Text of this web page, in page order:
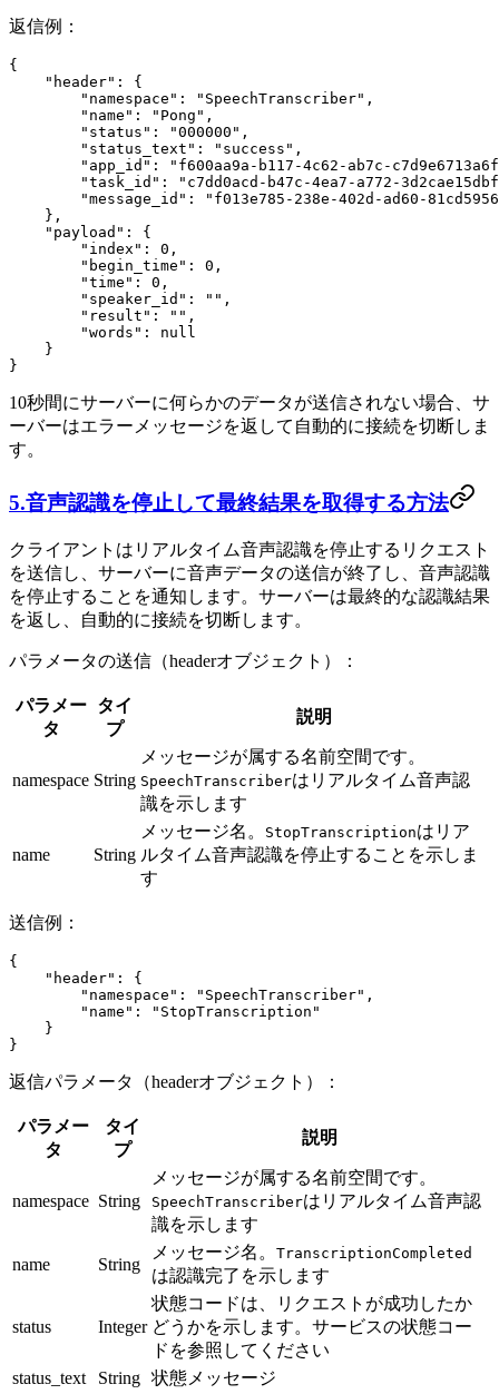
返信例：
{
"header" : {
"namespace" : "SpeechTranscriber" ,
"name" : "Pong" ,
"status" : "000000" ,
"status_text" : "success" ,
"app_id" :
"f600aa9a-b117-4c62-ab7c-
"task_id" :
"c7dd0acd-b47c-4ea7-a772-
"message_id" :
"f013e785-238e-402d-ad60-
},
"payload" : {
"index" : 0 ,
"begin_time" : 0 ,
"time" : 0 ,
"speaker_id" : "" ,
"result" : "" ,
"words" : null
}
}
10秒間にサーバーに何らかのデータが送信されない場合、サ
ーバーはエラーメッセージを返して自動的に接続を切断しま
す。
5.音声認識を停止して最終結果を取得する方法
クライアントはリアルタイム音声認識を停止するリクエスト
を送信し、サーバーに音声データの送信が終了し、音声認識
を停止することを通知します。サーバーは最終的な認識結果
を返し、自動的に接続を切断します。
パラメータの送信（headerオブジェクト）：
パラメー
タ
タイ
プ
説明
namespace String
メッセージが属する名前空間です。
SpeechTranscriberはリアルタイム音声認
識を示します
name String
メッセージ名。 StopTranscriptionはリア
ルタイム音声認識を停止することを示しま
す
送信例：
{
    "header"
: {
        "namespace"
: "SpeechTranscriber" ,
        "name"
:
"StopTranscription"
    }
}
返信パラメータ（headerオブジェクト）：
パラメー
タ
タイ
プ
説明
namespace String
メッセージが属する名前空間です。
SpeechTranscriberはリアルタイム音声認
識を示します
name String
メッセージ名。 TranscriptionCompleted
は認識完了を示します
status Integer
状態コードは、リクエストが成功したか
どうかを示します。サービスの状態コー
ドを参照してください
status_text
String 状態メッセージ